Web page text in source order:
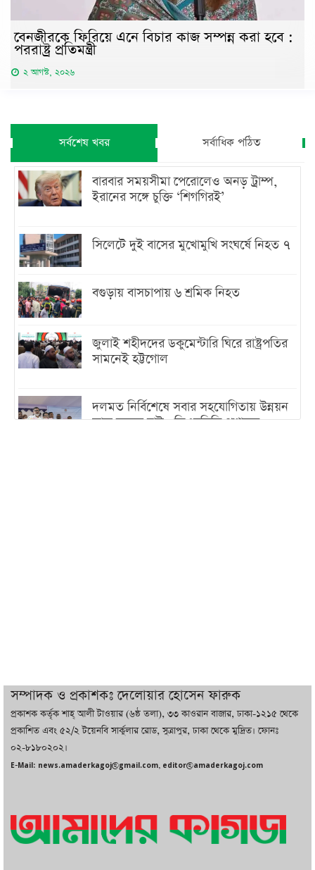
বেনজীরকে ফিরিয়ে এনে বিচার কাজ সম্পন্ন করা হবে :
পররাষ্ট্র প্রতিমন্ত্রী
২ আগস্ট, ২০২৬
সর্বশেষ খবর সর্বাধিক পঠিত
বারবার সময়সীমা পেরোলেও অনড় ট্রাম্প,
ইরানের সঙ্গে চুক্তি ‘শিগগিরই’
সিলেটে দুই বাসের মুখোমুখি সংঘর্ষে নিহত ৭
বগুড়ায় বাসচাপায় ৬ শ্রমিক নিহত
জুলাই শহীদদের ডকুমেন্টারি ঘিরে রাষ্ট্রপতির
সামনেই হট্টগোল
দলমত নির্বিশেষে সবার সহযোগিতায় উন্নয়ন
কাজ করতে চাই : ডিএনসিসি প্রশাসক
বাজারে কাঁচা মরিচে ‘আগুন’, ‘এত দাম তো
আগে দেখিনি’
সম্পাদক ও প্রকাশকঃ দেলোয়ার হোসেন ফারুক
প্রকাশক কর্তৃক শাহ্ আলী টাওয়ার (৬ষ্ঠ তলা), ৩৩ কাওরান বাজার, ঢাকা-১২১৫ থেকে
প্রকাশিত এবং ৫২/২ টয়েনবি সার্কুলার রোড, সুত্রাপুর, ঢাকা থেকে মুদ্রিত। ফোনঃ
০২-৮১৮০২০২।
E-Mail: news.amaderkagoj@gmail.com, editor@amaderkagoj.com